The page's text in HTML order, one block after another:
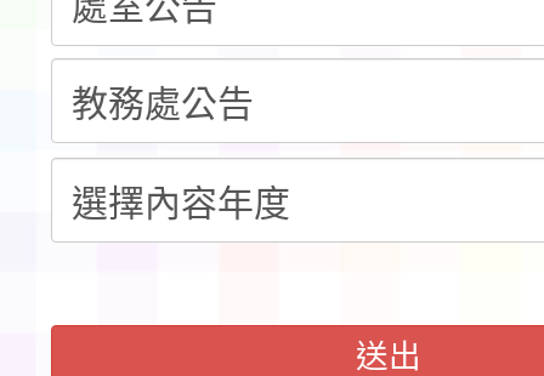
程安排一案
「桃園市補助參觀特色
展演活動實施計畫」
請一案
送出